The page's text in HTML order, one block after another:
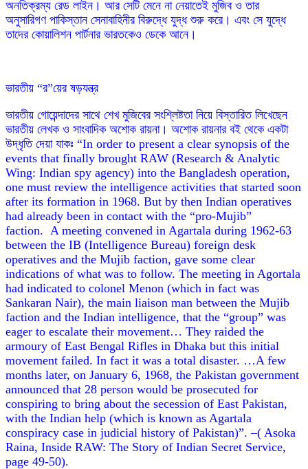
অনতিক্রম্য রেড লাইন। আর সেটি মেনে না নেয়াতেই মুজিব ও তার
অনুসারিগণ পাকিস্তান সেনাবাহিনীর বিরুদ্ধে যুদ্ধ শুরু করে। এবং সে যুদ্ধে
তাদের কোয়ালিশন পার্টনার ভারতকেও ডেকে আনে।
ভারতীয় “র”য়ের ষড়যন্ত্র
ভারতীয় গোয়েন্দাদের সাথে শেখ মুজিবের সংশ্লিষ্টতা নিয়ে বিস্তারিত লিখেছেন
ভারতীয় লেখক ও সাংবাদিক অশোক রায়না। অশোক রায়নার বই থেকে একটা
উদ্ধৃতি দেয়া যাকঃ “In order to present a clear synopsis of the
events that finally brought RAW (Research & Analytic
Wing: Indian spy agency) into the Bangladesh operation,
one must review the intelligence activities that started soon
after its formation in 1968. But by then Indian operatives
had already been in contact with the “pro-Mujib”
faction. A meeting convened in Agartala during 1962-63
between the IB (Intelligence Bureau) foreign desk
operatives and the Mujib faction, gave some clear
indications of what was to follow. The meeting in Agortala
had indicated to colonel Menon (which in fact was
Sankaran Nair), the main liaison man between the Mujib
faction and the Indian intelligence, that the “group” was
eager to escalate their movement… They raided the
armoury of East Bengal Rifles in Dhaka but this initial
movement failed. In fact it was a total disaster. …A few
months later, on January 6, 1968, the Pakistan government
announced that 28 person would be prosecuted for
conspiring to bring about the secession of East Pakistan,
with the Indian help (which is known as Agartala
conspiracy case in judicial history of Pakistan)”. –( Asoka
Raina, Inside RAW: The Story of Indian Secret Service,
page 49-50).